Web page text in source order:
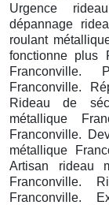
Urgence
dépannage
roulant
fonctionne plus
Franconville.
Franconville.
Rideau de
métallique
Franconville.
métallique
Artisan rideau
Franconville.
Franconville.